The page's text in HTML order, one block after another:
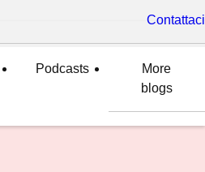
Contattaci
Podcasts
More
blogs